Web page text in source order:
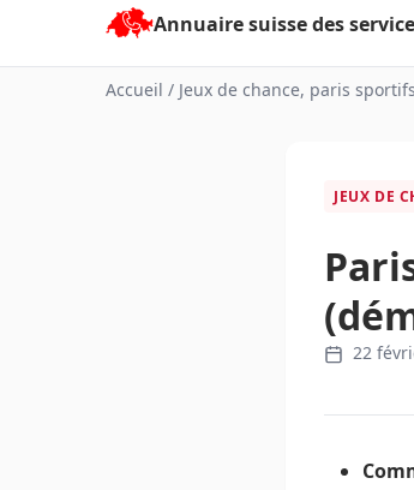
contenu
Accueil / Jeux de chance, paris sportifs
JEUX DE
22